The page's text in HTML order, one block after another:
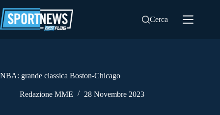
al
contenuto
Cerca
NBA: grande classica Boston-Chicago
Redazione MME 28 Novembre 2023